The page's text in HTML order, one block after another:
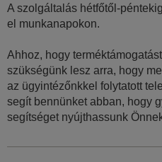
A szolgáltalás hétfőtől-
el munkanapokon.
Ahhoz, hogy
szükségünk lesz arra, hogy
az ügyintézőnkkel folytatott
segít bennünket abban, hogy
segítséget nyújthassunk